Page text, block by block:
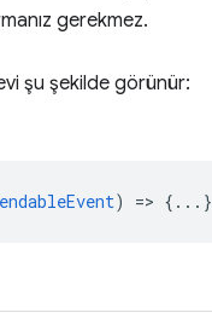
gerekmez.
şu şekilde görünür:
) => {...}